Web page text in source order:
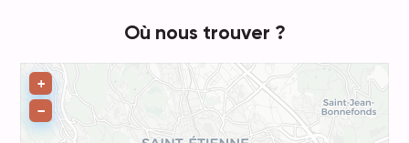
Où nous trouver ?
+
−